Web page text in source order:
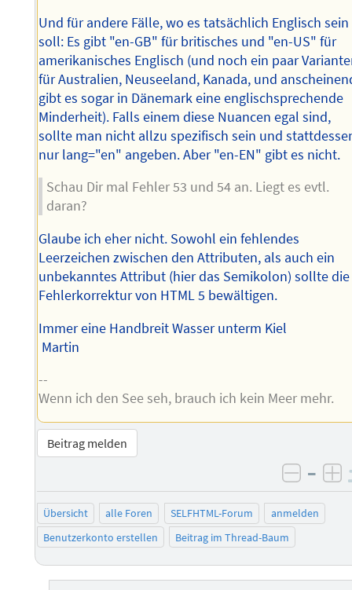
Und für andere Fälle, wo es tatsächlich Englisch sein
soll: Es gibt "en-GB" für britisches und "en-US" für
amerikanisches Englisch (und noch ein paar
für Australien, Neuseeland, Kanada, und
gibt es sogar in Dänemark eine englischsprechende
Minderheit). Falls einem diese Nuancen egal sind,
sollte man nicht allzu spezifisch sein und
nur lang="en" angeben. Aber "en-EN" gibt es nicht.
Schau Dir mal Fehler 53 und 54 an. Liegt es evtl.
daran?
Glaube ich eher nicht. Sowohl ein fehlendes
Leerzeichen zwischen den Attributen, als auch ein
unbekanntes Attribut (hier das Semikolon) sollte die
Fehlerkorrektur von HTML 5 bewältigen.
Immer eine Handbreit Wasser unterm Kiel
Martin
--
Wenn ich den See seh, brauch ich kein Meer mehr.
Beitrag melden
–
Übersicht alle Foren SELFHTML-Forum
anmelden
Benutzerkonto erstellen
Beitrag im Thread-Baum